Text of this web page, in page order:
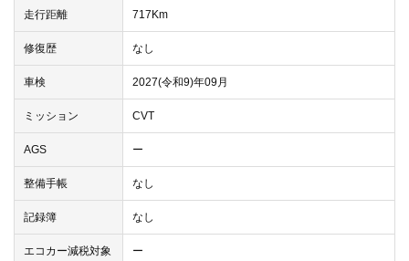
走行距離 717Km
修復歴 なし
車検 2027(令和9)年09月
ミッション CVT
AGS ー
整備手帳 なし
記録簿 なし
エコカー減税対象 ー